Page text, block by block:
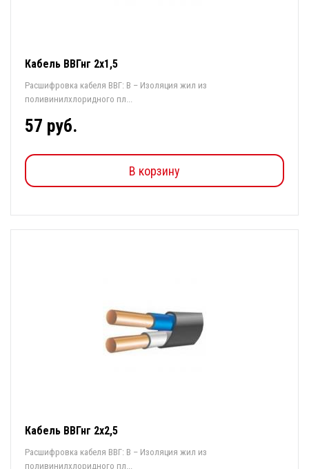
Кабель ВВГнг 2х1,5
Расшифровка кабеля ВВГ: В – Изоляция жил из
поливинилхлоридного пл...
57 руб.
В корзину
Кабель ВВГнг 2х2,5
Расшифровка кабеля ВВГ: В – Изоляция жил из
поливинилхлоридного пл...